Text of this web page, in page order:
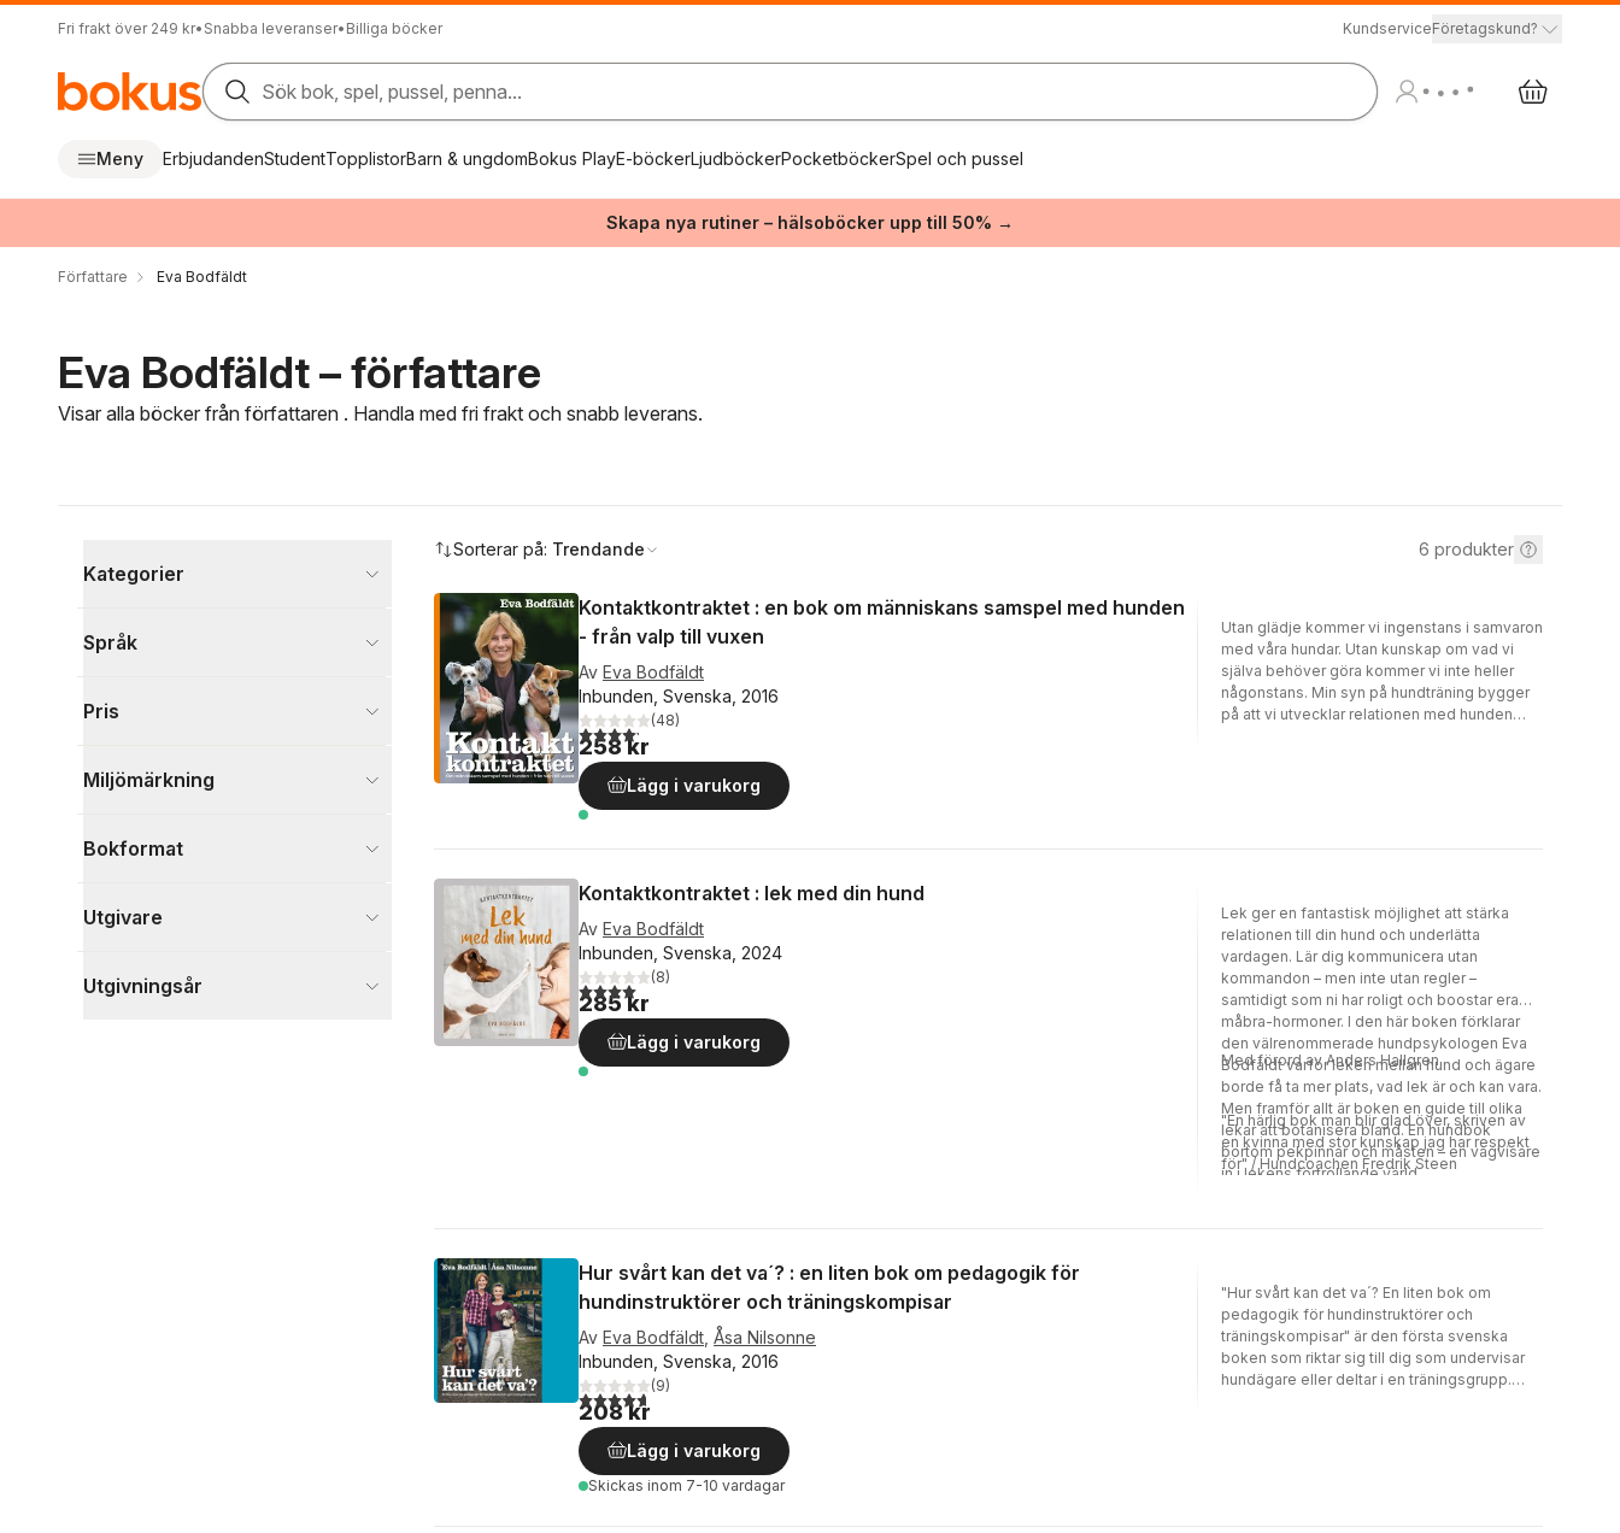
Fri frakt över 249 kr• Snabba leveranser• Billiga böcker KundserviceFöretagskund?
Sök bok, spel, pussel, penna...
Meny ErbjudandenStudentTopplistorBarn & ungdomBokus PlayE-böckerLjudböckerPocketböckerSpel och pussel
Skapa nya rutiner – hälsoböcker upp till 50% →
Författare Eva Bodfäldt
Eva Bodfäldt – författare
Visar alla böcker från författaren . Handla med fri frakt och snabb leverans.
Kategorier
Visa fler
Språk
Pris
Miljömärkning
Bokformat
Utgivare
Utgivningsår
Sorterar på: Trendande 6 produkter
Kontaktkontraktet : en bok om människans samspel med hunden
- från valp till vuxen
Av Eva Bodfäldt
Inbunden, Svenska, 2016
4,2utav 5 stjärnor. Totalt antal röster:
(48)
258 kr
Lägg i varukorg
Utan glädje kommer vi ingenstans i samvaron
med våra hundar. Utan kunskap om vad vi
själva behöver göra kommer vi inte heller
någonstans. Min syn på hundträning bygger
på att vi utvecklar relationen med hunden
alternativ vi har för att skapa en varm,
Kontaktkontraktet : lek med din hund
Av Eva Bodfäldt
Inbunden, Svenska, 2024
4,0utav 5 stjärnor. Totalt antal röster:
(8)
285 kr
Lägg i varukorg
Lek ger en fantastisk möjlighet att stärka
relationen till din hund och underlätta
vardagen. Lär dig kommunicera utan
kommandon – men inte utan regler –
samtidigt som ni har roligt och boostar era
måbra-hormoner. I den här boken förklarar
den välrenommerade hundpsykologen Eva
Bodfäldt varför leken mellan hund och ägare
borde få ta mer plats, vad lek är och kan vara.
Men framför allt är boken en guide till olika
lekar att botanisera bland. En hundbok
bortom pekpinnar och måsten – en vägvisare
in i lekens förtrollande värld.
Med förord av Anders Hallgren.
"En härlig bok man blir glad över, skriven av
en kvinna med stor kunskap jag har respekt
för" / Hundcoachen Fredrik Steen
Hur svårt kan det va´? : en liten bok om pedagogik för
hundinstruktörer och träningskompisar
Av Eva Bodfäldt Åsa Nilsonne
Inbunden, Svenska, 2016
4,7utav 5 stjärnor. Totalt antal röster:
(9)
208 kr
Lägg i varukorg
Skickas inom 7-10 vardagar
"Hur svårt kan det va´? En liten bok om
pedagogik för hundinstruktörer och
träningskompisar" är den första svenska
boken som riktar sig till dig som undervisar
hundägare eller deltar i en träningsgrupp.